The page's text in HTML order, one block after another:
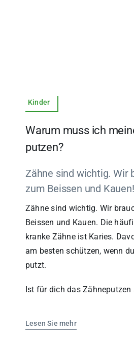
Kinder
Warum muss ich
putzen?
Zähne sind wichtig. Wir
zum Beissen und Kauen!
Zähne sind wichtig. Wir
Beissen und Kauen. Die
kranke Zähne ist Karies.
am besten schützen, wenn
putzt.
Ist für dich das Zähneputzen
Lesen Sie mehr